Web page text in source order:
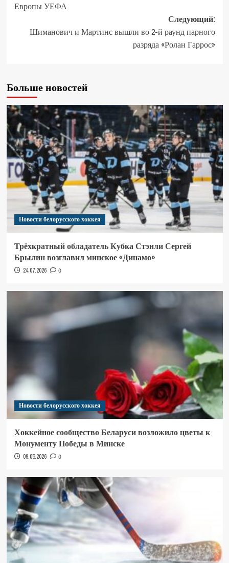
Европы УЕФА
Следующий:
Шиманович и Мартинс вышли во 2-й раунд парного
разряда «Ролан Гаррос»
Больше новостей
Новости белорусского хоккея
Трёхкратный обладатель Кубка Стэнли Сергей
Брылин возглавил минское «Динамо»
24.07.2026 0
Новости белорусского хоккея
Хоккейное сообщество Беларуси возложило цветы к
Монументу Победы в Минске
09.05.2026 0